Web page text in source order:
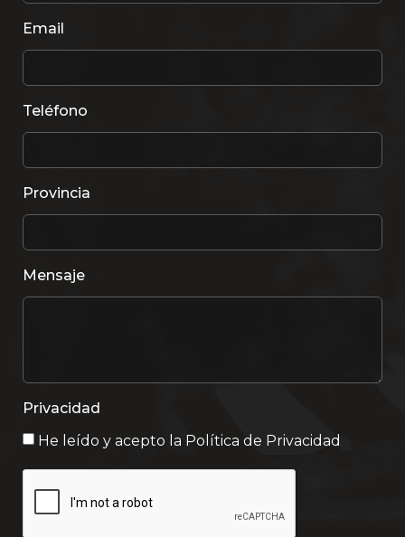
Email
Teléfono
Provincia
Mensaje
Privacidad
He leído y acepto la Política de Privacidad